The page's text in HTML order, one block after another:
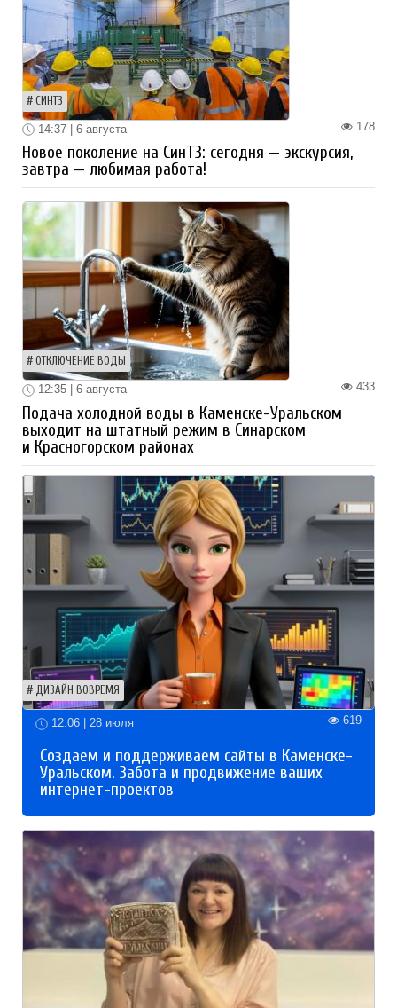
СИНТЗ
178
14:37 | 6 августа
Новое поколение на СинТЗ: сегодня — экскурсия,
завтра — любимая работа!
ОТКЛЮЧЕНИЕ ВОДЫ
433
12:35 | 6 августа
Подача холодной воды в Каменске-Уральском
выходит на штатный режим в Синарском
и Красногорском районах
ДИЗАЙН ВОВРЕМЯ
12:06 | 28 июля 619
Создаем и поддерживаем сайты в Каменске-
Уральском. Забота и продвижение ваших
интернет-проектов